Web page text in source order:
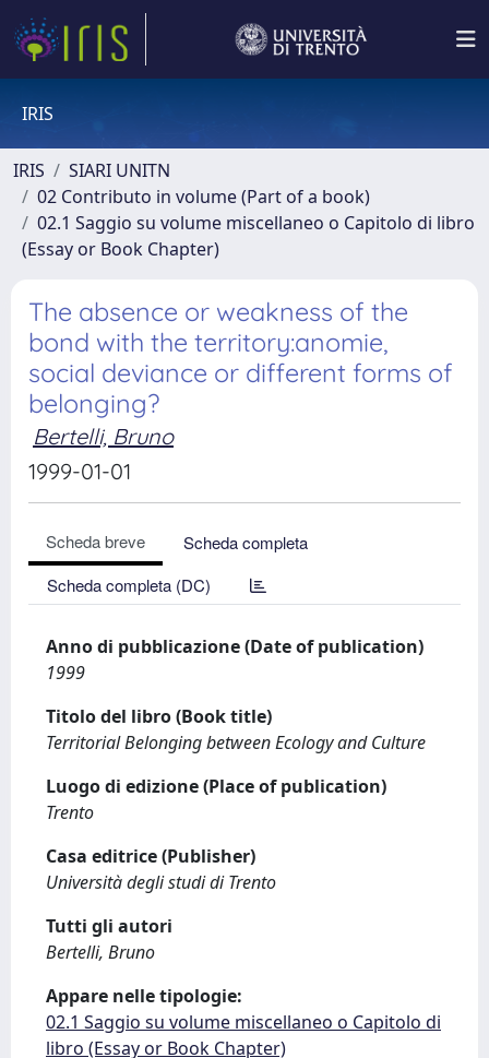
IRIS
IRIS
SIARI UNITN
02 Contributo in volume (Part of a book)
02.1 Saggio su volume miscellaneo o Capitolo di libro
(Essay or Book Chapter)
The absence or weakness of the
bond with the territory:anomie,
social deviance or different forms of
belonging?
Bertelli, Bruno
1999-01-01
Scheda breve
Scheda completa
Scheda completa (DC)
Anno di pubblicazione (Date of publication)
1999
Titolo del libro (Book title)
Territorial Belonging between Ecology and Culture
Luogo di edizione (Place of publication)
Trento
Casa editrice (Publisher)
Università degli studi di Trento
Tutti gli autori
Bertelli, Bruno
Appare nelle tipologie:
02.1 Saggio su volume miscellaneo o Capitolo di
libro (Essay or Book Chapter)